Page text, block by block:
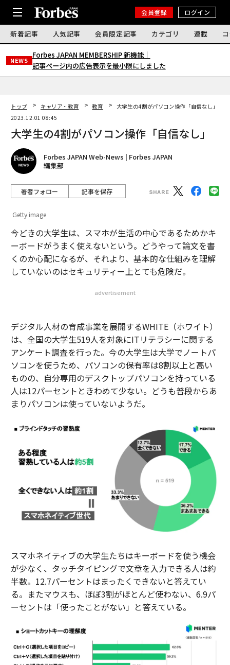
会員登録 ログイン
新着記事 人気記事 会員限定記事 カテゴリ 連載
NEWS
Forbes JAPAN MEMBERSHIP 新機能｜
記事ページ内の広告表示を最小限にしました
トップ キャリア・教育 教育
大学生の4割がパソコン操作「自信なし」
2023.12.01 08:45
大学生の4割がパソコン操作「自信なし」
Forbes JAPAN Web-News | Forbes JAPAN
編集部
著者フォロー 記事を保存
Getty image
今どきの大学生は、スマホが生活の中心であるためかキ
ーボードがうまく使えないという。どうやって論文を書
くのか心配になるが、それより、基本的な仕組みを理解
していないのはセキュリティー上とても危険だ。
advertisement
デジタル人材の育成事業を展開するWHITE（ホワイト）
は、全国の大学生519人を対象にITリテラシーに関する
アンケート調査を行った。今の大学生は大学でノートパ
ソコンを使うため、パソコンの保有率は8割以上と高い
ものの、自分専用のデスクトップパソコンを持っている
人は12パーセントときわめて少ない。どうも普段からあ
まりパソコンは使っていないようだ。
スマホネイティブの大学生たちはキーボードを使う機会
が少なく、タッチタイピングで文章を入力できる人は約
半数。12.7パーセントはまったくできないと答えてい
る。またマウスも、ほぼ3割がほとんど使わない、6.9パ
ーセントは「使ったことがない」と答えている。